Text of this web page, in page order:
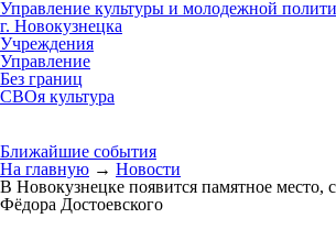
Управление культуры и молодежной
г. Новокузнецка
Учреждения
Управление
Без границ
СВОя культура
Ближайшие события
На главную → Новости
В Новокузнецке появится памятное место,
Фёдора Достоевского